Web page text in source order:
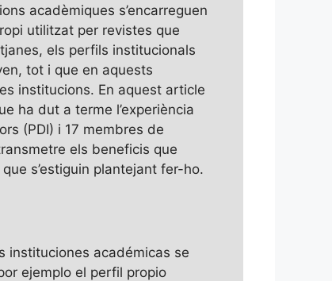
acadèmiques s’encarreguen
utilitzat per revistes que
els perfils institucionals
tot i que en aquests
institucions. En aquest article
ha dut a terme l’experiència
(PDI) i 17 membres de
els beneficis que
s’estiguin plantejant fer-ho.
instituciones académicas se
ejemplo el perfil propio